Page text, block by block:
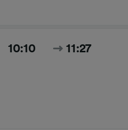
10:10 11:27